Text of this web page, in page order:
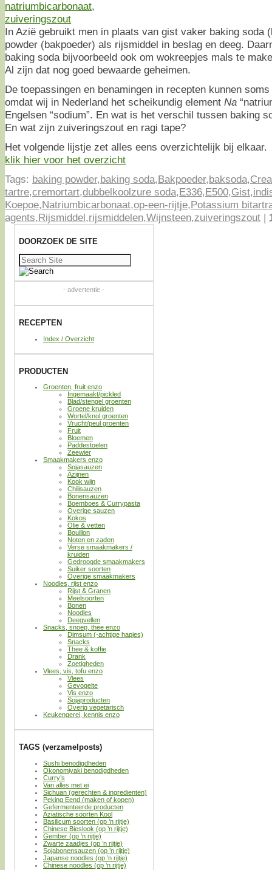
In Azië gebruikt men in plaats van gist vaker baking soda
powder (bakpoeder) als rijsmiddel in beslag en deeg.
baking soda bijvoorbeeld ook om wokreepjes mals te
Al zijn dat nog goed bewaarde geheimen.
De toepassingen en benamingen in recepten kunnen
omdat wij in Nederland het scheikundig element Na
Engelsen “sodium”. En wat is het verschil tussen baking
En wat zijn zuiveringszout en ragi tape?
Het volgende lijstje zet alles eens overzichtelijk bij elkaar.
klik hier voor het overzicht
Tags: baking powder,baking soda,Bakpoeder,baksoda,
tartre,cremortart,dubbelkoolzure soda,E336,E500,Gist,
Koepoe,Natriumbicarbonaat,op-een-rijtje,Potassium
agents,Rijsmiddel,rijsmiddelen,Wijnsteen,zuiveringszout |
DOORZOEK DE SITE
Zoeken
naar:
- advertentie -
RECEPTEN
Index / Overzicht
PRODUCTEN
Groenten, fruit enzo
Ingemaakt/pickled
Blad/stengel groenten
Groene kruiden
Wortel/knol groenten
Vrucht/peul groenten
Fruit
Bloemen
Paddestoelen
Zeewier
Smaakmakers enzo
Sojasauzen
Azijnen
Kook wijn
Chilisauzen
Bonensauzen
Boemboes & Currypasta
Overige sauzen
Kokos
Olie & vetten
Bouillon
Noten en zaden
Verse smaakmakers /
kruiden
Gedroogde smaakmakers
Suiker soorten
Overige smaakmakers
Noodles, rijst enzo
Rijst & Granen
Meelsoorten
Bonen
Noodles
Deegvellen
Snacks, snoep, thee enzo
Dimsum (-achtige hapjes)
Snacks
Thee & koffie
Drank
Zoetigheden
Vlees, vis, tofu enzo
Vlees
Gevogelte
Vis enzo
Sojaproducten
Overig vegetarisch
Keukengerei, kennis enzo
TAGS (verzamelposts)
Sushi benodigdheden
Okonomiyaki benodigdheden
Curry’s
Van alles met ei
Sichuan (gerechten & ingredienten)
Peking Eend (maken of kopen)
Gefermenteerde producten
Aziatische soorten Kool
Basilicum soorten (op ’n rijtje)
Chinese Bieslook (op ’n rijtje)
Gember (op ’n rijtje)
Zwarte zaadjes (op ’n rijtje)
Sojabonensauzen (op ’n rijtje)
Japanse noodles (op ’n rijtje)
Chinese noodles (op ’n rijtje)